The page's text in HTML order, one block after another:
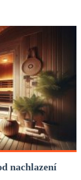
nachlazení